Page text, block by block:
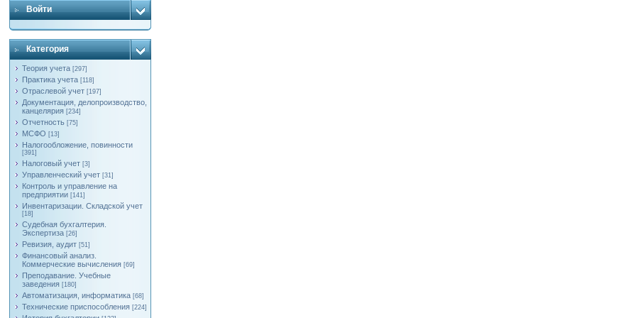
Войти
Категория
Теория учета [297]
Практика учета [118]
Отраслевой учет [197]
Документация, делопроизводство,
канцелярия [234]
Отчетность [75]
МСФО [13]
Налогообложение, повинности
[391]
Налоговый учет [3]
Управленческий учет [31]
Контроль и управление на
предприятии [141]
Инвентаризации. Складской учет
[18]
Судебная бухгалтерия.
Экспертиза [26]
Ревизия, аудит [51]
Финансовый анализ.
Коммерческие вычисления [69]
Преподавание. Учебные
заведения [180]
Автоматизация, информатика [68]
Технические приспособления [224]